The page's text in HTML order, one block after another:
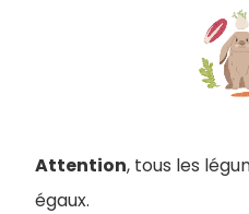
Attention, tous les
égaux.